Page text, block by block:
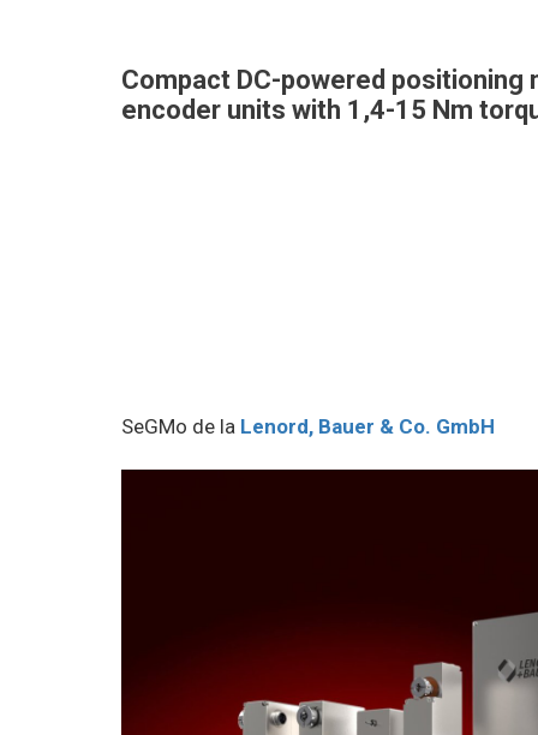
Compact DC-powered positioning
encoder units with 1,4-15 Nm
SeGMo de la Lenord, Bauer & Co. GmbH